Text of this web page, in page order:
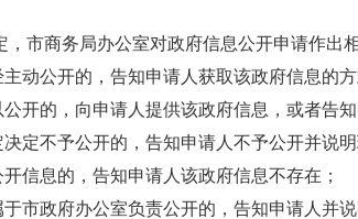
商务局办公室对政府信息公开申请作出
公开的，告知申请人获取该政府信息的方
的，向申请人提供该政府信息，或者告知
不予公开的，告知申请人不予公开并说明
息的，告知申请人该政府信息不存在；
政府办公室负责公开的，告知申请人并